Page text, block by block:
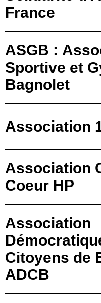
France
ASGB :
Sportive et
Bagnolet
Association
Association
Coeur HP
Association
Citoyens de
ADCB